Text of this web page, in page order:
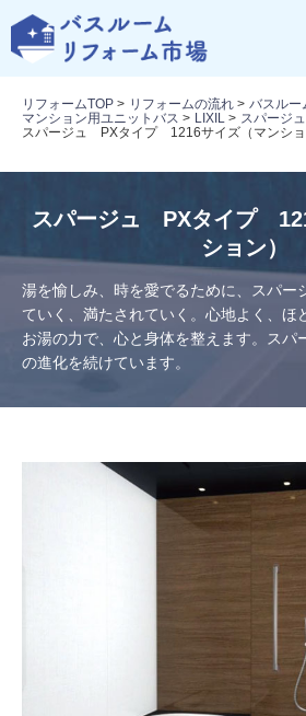
リフォームTOP > リフォームの流れ > バスルー
マンション用ユニットバス > LIXIL > スパージュ
スパージュ PXタイプ 1216サイズ（マンショ
スパージュ PXタイプ
ション）
湯を愉しみ、時を愛でるために、スパ
ていく、満たされていく。心地よく、
お湯の力で、心と身体を整えます。ス
の進化を続けています。